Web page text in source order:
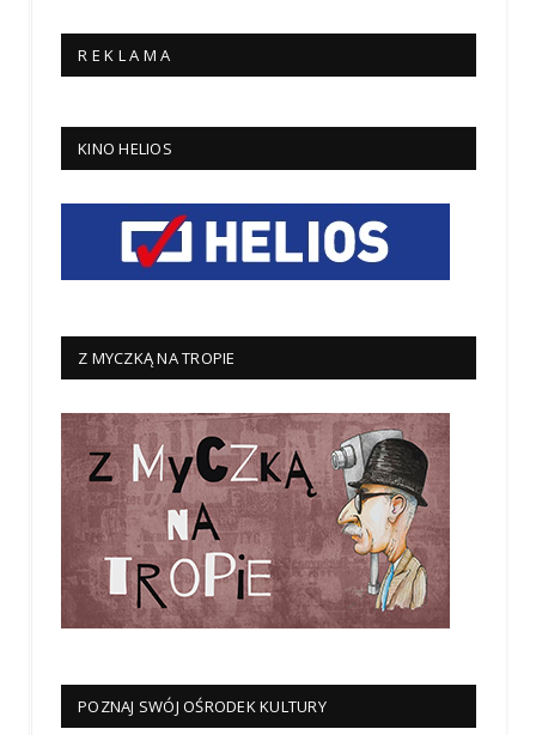
R E K L A M A
KINO HELIOS
Z MYCZKĄ NA TROPIE
POZNAJ SWÓJ OŚRODEK KULTURY